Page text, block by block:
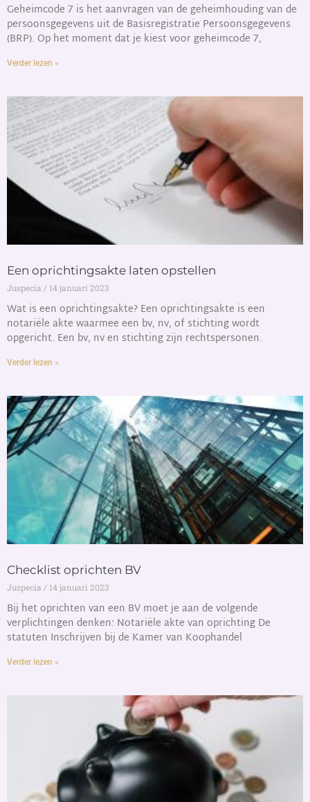
Geheimcode 7 is het aanvragen van de geheimhouding van de
persoonsgegevens uit de Basisregistratie Persoonsgegevens
(BRP). Op het moment dat je kiest voor geheimcode 7,
Verder lezen »
Een oprichtingsakte laten opstellen
Juspecia 14 januari 2023
Wat is een oprichtingsakte? Een oprichtingsakte is een
notariële akte waarmee een bv, nv, of stichting wordt
opgericht. Een bv, nv en stichting zijn rechtspersonen.
Verder lezen »
Checklist oprichten BV
Juspecia 14 januari 2023
Bij het oprichten van een BV moet je aan de volgende
verplichtingen denken: Notariële akte van oprichting De
statuten Inschrijven bij de Kamer van Koophandel
Verder lezen »